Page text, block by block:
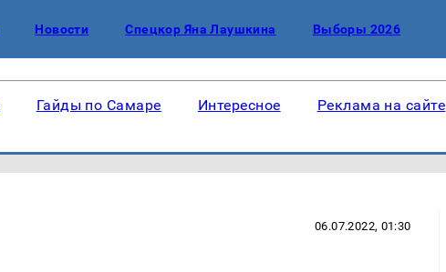
Новости Спецкор Яна Лаушкина Выборы 2026
Гайды по Самаре Интересное Реклама на сайте
06.07.2022, 01:30